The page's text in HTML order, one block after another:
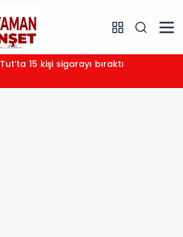
Tut’ta 15 kişi sigarayı bıraktı